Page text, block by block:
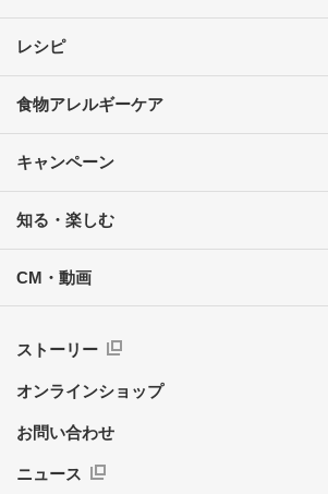
レシピ
食物アレルギーケア
キャンペーン
知る・楽しむ
CM・動画
ストーリー
オンラインショップ
お問い合わせ
ニュース